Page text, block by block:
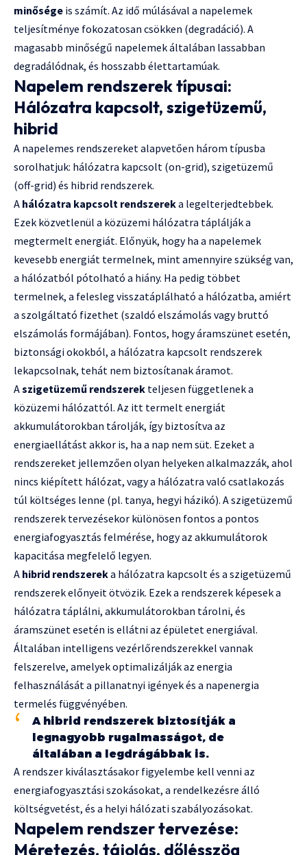
minősége is számít. Az idő múlásával a napelemek
teljesítménye fokozatosan csökken (degradáció). A
magasabb minőségű napelemek általában lassabban
degradálódnak, és hosszabb élettartamúak.
Napelem rendszerek típusai:
Hálózatra kapcsolt, szigetüzemű,
hibrid
A napelemes rendszereket alapvetően három típusba
sorolhatjuk: hálózatra kapcsolt (on-grid), szigetüzemű
(off-grid) és hibrid rendszerek.
A hálózatra kapcsolt rendszereka legelterjedtebbek.
Ezek közvetlenül a közüzemi hálózatra táplálják a
megtermelt energiát. Előnyük, hogy ha a napelemek
kevesebb energiát termelnek, mint amennyire szükség van,
a hálózatból pótolható a hiány. Ha pedig többet
termelnek, a felesleg visszatáplálható a hálózatba, amiért
a szolgáltató fizethet (szaldó elszámolás vagy bruttó
elszámolás formájában). Fontos, hogy áramszünet esetén,
biztonsági okokból, a hálózatra kapcsolt rendszerek
lekapcsolnak, tehát nem biztosítanak áramot.
Aszigetüzemű rendszerek teljesen függetlenek a
közüzemi hálózattól. Az itt termelt energiát
akkumulátorokban tárolják, így biztosítva az
energiaellátást akkor is, ha a nap nem süt. Ezeket a
rendszereket jellemzően olyan helyeken alkalmazzák, ahol
nincs kiépített hálózat, vagy a hálózatra való csatlakozás
túl költséges lenne (pl. tanya, hegyi házikó). A szigetüzemű
rendszerek tervezésekor különösen fontos a pontos
energiafogyasztás felmérése, hogy az akkumulátorok
kapacitása megfelelő legyen.
A hibrid rendszereka hálózatra kapcsolt és a szigetüzemű
rendszerek előnyeit ötvözik. Ezek a rendszerek képesek a
hálózatra táplálni, akkumulátorokban tárolni, és
áramszünet esetén is ellátni az épületet energiával.
Általában intelligens vezérlőrendszerekkel vannak
felszerelve, amelyek optimalizálják az energia
felhasználását a pillanatnyi igények és a napenergia
termelés függvényében.
A hibrid rendszerek biztosítják a
legnagyobb rugalmasságot, de
általában a legdrágábbak is.
A rendszer kiválasztásakor figyelembe kell venni az
energiafogyasztási szokásokat, a rendelkezésre álló
költségvetést, és a helyi hálózati szabályozásokat.
Napelem rendszer tervezése:
Méretezés, tájolás, dőlésszög